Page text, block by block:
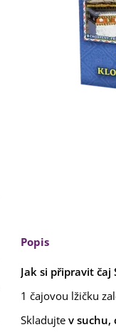
Daucus
lilií - 1 ks
Popis
Jak si připravit čaj
1 čajovou lžičku
Skladujte v suchu,